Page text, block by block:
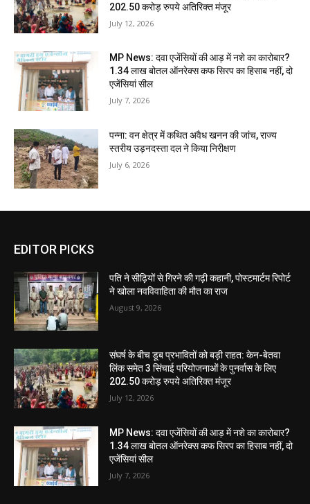
202.50 करोड़ रुपये अतिरिक्त मंजूर
July 12, 2026
MP News: दवा एजेंसियों की आड़ में नशे का कारोबार?
1.34 लाख बोतल ऑनरेक्स कफ सिरप का हिसाब नहीं, दो
एजेंसियां सील
July 7, 2026
पन्ना: वन क्षेत्र में कथित अवैध खनन की जांच, राज्य
स्तरीय उड़नदस्ता दल ने किया निरीक्षण
July 6, 2026
EDITOR PICKS
पति ने सीढ़ियों से गिरने की गढ़ी कहानी, पोस्टमार्टम रिपोर्ट
ने खोला नवविवाहिता की मौत का राज
August 9, 2026
संघर्ष के बीच डूब प्रभावितों को बड़ी राहत: केन-बेतवा
लिंक समेत 3 सिंचाई परियोजनाओं के पुनर्वास के लिए
202.50 करोड़ रुपये अतिरिक्त मंजूर
July 12, 2026
MP News: दवा एजेंसियों की आड़ में नशे का कारोबार?
1.34 लाख बोतल ऑनरेक्स कफ सिरप का हिसाब नहीं, दो
एजेंसियां सील
July 7, 2026